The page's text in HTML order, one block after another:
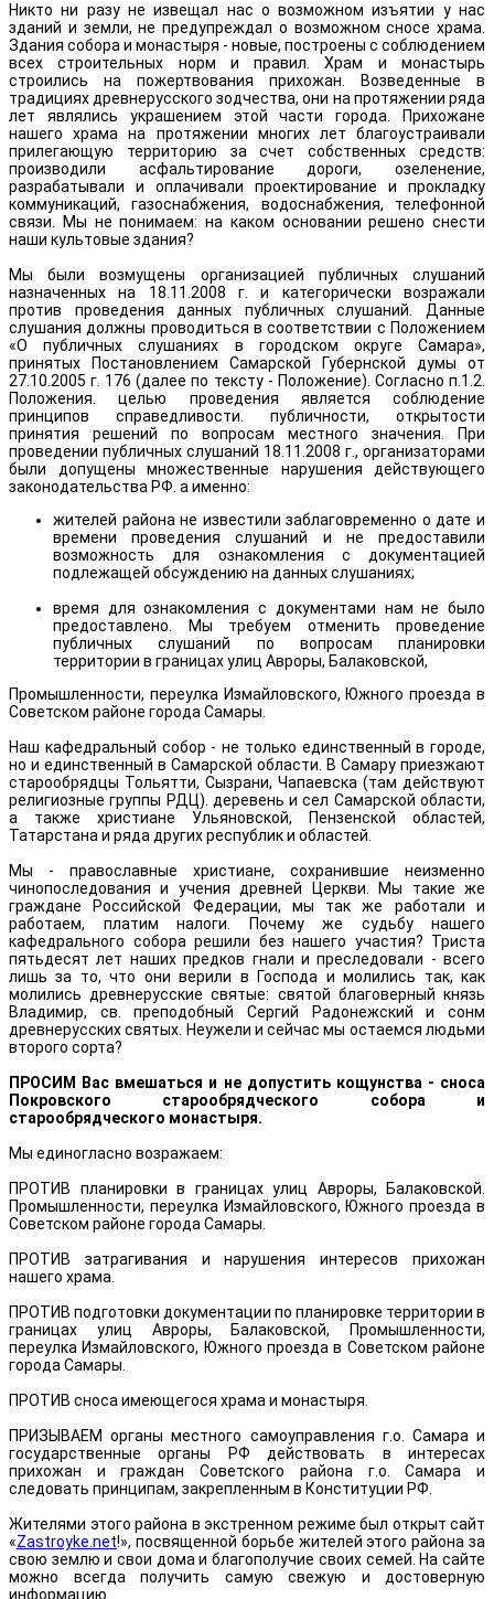
Никто ни разу не извещал нас о возможном изъятии у нас
зданий и земли, не предупреждал о возможном сносе храма.
Здания собора и монастыря - новые, построены с соблюдением
всех строительных норм и правил. Храм и монастырь
строились на пожертвования прихожан. Возведенные в
традициях древнерусского зодчества, они на протяжении ряда
лет являлись украшением этой части города. Прихожане
нашего храма на протяжении многих лет благоустраивали
прилегающую территорию за счет собственных средств:
производили асфальтирование дороги, озеленение,
разрабатывали и оплачивали проектирование и прокладку
коммуникаций, газоснабжения, водоснабжения, телефонной
связи. Мы не понимаем: на каком основании решено снести
наши культовые здания?
Мы были возмущены организацией публичных слушаний
назначенных на 18.11.2008 г. и категорически возражали
против проведения данных публичных слушаний. Данные
слушания должны проводиться в соответствии с Положением
«О публичных слушаниях в городском округе Самара»,
принятых Постановлением Самарской Губернской думы от
27.10.2005 г. 176 (далее по тексту - Положение). Согласно п.1.2.
Положения. целью проведения является соблюдение
принципов справедливости. публичности, открытости
принятия решений по вопросам местного значения. При
проведении публичных слушаний 18.11.2008 г., организаторами
были допущены множественные нарушения действующего
законодательства РФ. а именно:
жителей района не известили заблаговременно о дате и
времени проведения слушаний и не предоставили
возможность для ознакомления с документацией
подлежащей обсуждению на данных слушаниях;
время для ознакомления с документами нам не было
предоставлено. Мы требуем отменить проведение
публичных слушаний по вопросам планировки
территории в границах улиц Авроры, Балаковской,
Промышленности, переулка Измайловского, Южного проезда в
Советском районе города Самары.
Наш кафедральный собор - не только единственный в городе,
но и единственный в Самарской области. В Самару приезжают
старообрядцы Тольятти, Сызрани, Чапаевска (там действуют
религиозные группы РДЦ). деревень и сел Самарской области,
а также христиане Ульяновской, Пензенской областей,
Татарстана и ряда других республик и областей.
Мы - православные христиане, сохранившие неизменно
чинопоследования и учения древней Церкви. Мы такие же
граждане Российской Федерации, мы так же работали и
работаем, платим налоги. Почему же судьбу нашего
кафедрального собора решили без нашего участия? Триста
пятьдесят лет наших предков гнали и преследовали - всего
лишь за то, что они верили в Господа и молились так, как
молились древнерусские святые: святой благоверный князь
Владимир, св. преподобный Сергий Радонежский и сонм
древнерусских святых. Неужели и сейчас мы остаемся людьми
второго сорта?
ПРОСИМ Вас вмешаться и не допустить кощунства - сноса
Покровского старообрядческого собора и
старообрядческого монастыря.
Мы единогласно возражаем:
ПРОТИВ планировки в границах улиц Авроры, Балаковской.
Промышленности, переулка Измайловского, Южного проезда в
Советском районе города Самары.
ПРОТИВ затрагивания и нарушения интересов прихожан
нашего храма.
ПРОТИВ подготовки документации по планировке территории в
границах улиц Авроры, Балаковской, Промышленности,
переулка Измайловского, Южного проезда в Советском районе
города Самары.
ПРОТИВ сноса имеющегося храма и монастыря.
ПРИЗЫВАЕМ органы местного самоуправления г.о. Самара и
государственные органы РФ действовать в интересах
прихожан и граждан Советского района г.о. Самара и
следовать принципам, закрепленным в Конституции РФ.
Жителями этого района в экстренном режиме был открыт сайт
«Zastroyke.net!», посвященной борьбе жителей этого района за
свою землю и свои дома и благополучие своих семей. На сайте
можно всегда получить самую свежую и достоверную
информацию.